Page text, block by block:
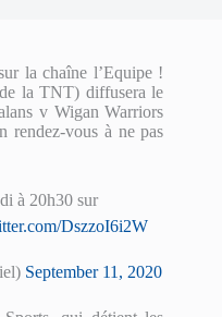
la chaîne l’Equipe !
la TNT) diffusera le
v Wigan Warriors
rendez-vous à ne pas
à 20h30 sur
DszzoI6i2W
September 11, 2020